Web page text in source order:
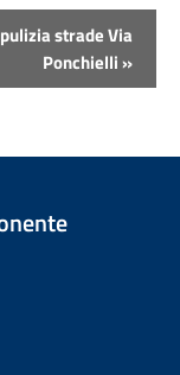
strade Via
Ponchielli»